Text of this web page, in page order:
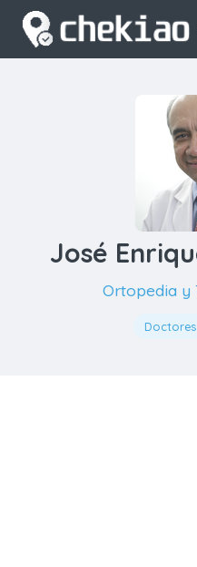
José
Ortopedia y
Doctores